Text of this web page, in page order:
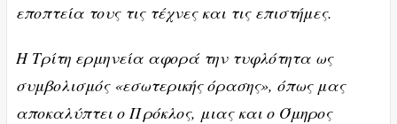
εποπτεία τους τις τέχνες και τις επιστήμες.
Η Τρίτη ερμηνεία αφορά την τυφλότητα ως
συμβολισμός «εσωτερικής όρασης», όπως μας
αποκαλύπτει ο Πρόκλος, μιας και ο Όμηρος